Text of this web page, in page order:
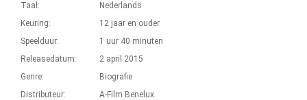
Taal:
Nederlands
Keuring:
12 jaar en ouder
Speelduur:
1 uur 40 minuten
Releasedatum:
2 april 2015
Genre:
Biografie
Distributeur:
A-Film Benelux